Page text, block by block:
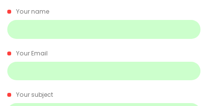
Your name
Your Email
Your subject